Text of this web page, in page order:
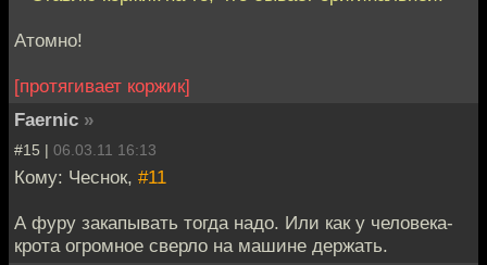
Атомно!
[протягивает коржик]
Faernic »
#15 | 06.03.11 16:13
Кому: Чеснок, #11
А фуру закапывать тогда надо. Или как у человека-
крота огромное сверло на машине держать.